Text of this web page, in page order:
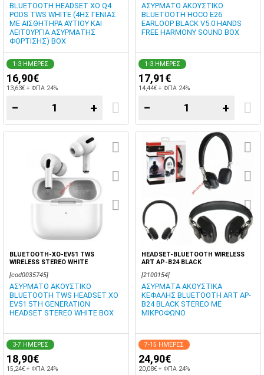
BLUETOOTH HEADSET XO Q4
PODS TWS WHITE (4ΗΣ ΓΕΝΙΑΣ
ΜΕ ΑΙΣΘΗΤΗΡΑ ΑΥΤΙΟΥ ΚΑΙ
ΛΕΙΤΟΥΡΓΙΑ ΑΣΥΡΜΑΤΗΣ
ΦΟΡΤΙΣΗΣ) BOX
1-3 ΗΜΕΡΕΣ
16,90€
13,63€ + ΦΠΑ 24%
− +
ΑΣΥΡΜΑΤΟ ΑΚΟΥΣΤΙΚΟ
BLUETOOTH HOCO E26
EARLOOP BLACK V5.0 HANDS
FREE HARMONY SOUND BOX
1-3 ΗΜΕΡΕΣ
17,91€
14,44€ + ΦΠΑ 24%
− +
BLUETOOTH-XO-EV51 TWS
WIRELESS STEREO WHITE
[cod0035745]
ΑΣΥΡΜΑΤΟ ΑΚΟΥΣΤΙΚΟ
BLUETOOTH TWS HEADSET XO
EV51 5TH GENERATION
HEADSET STEREO WHITE BOX
3-7 ΗΜΕΡΕΣ
18,90€
15,24€ + ΦΠΑ 24%
HEADSET-BLUETOOTH WIRELESS
ART AP-B24 BLACK
[2100154]
ΑΣΥΡΜΑΤΑ ΑΚΟΥΣΤΙΚΑ
ΚΕΦΑΛΗΣ BLUETOOTH ART AP-
B24 BLACK STEREO ΜΕ
ΜΙΚΡΟΦΩΝΟ
7-15 ΗΜΕΡΕΣ
24,90€
20,08€ + ΦΠΑ 24%